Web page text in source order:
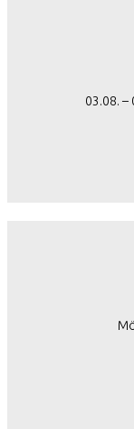
03.08. –